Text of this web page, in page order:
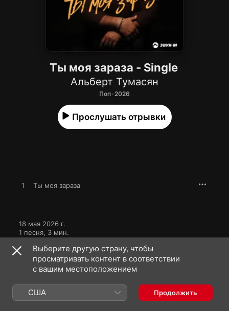
Ты моя зараза - Single
Альберт Тумасян
Поп · 2026
Прослушать отрывки
1 Ты моя зараза
18 мая 2026 г.
1 песня, 3 мин.
Альберт Тумасян: еще
Выберите другую страну, чтобы
просматривать контент в соответствии
с вашим местоположением
США Продолжить